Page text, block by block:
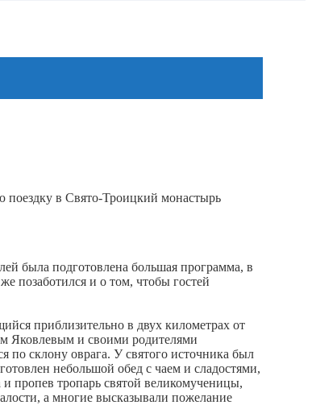
поездку в Свято-Троицкий монастырь
была подготовлена большая программа, в
позаботился и о том, чтобы гостей
приблизительно в двух километрах от
Яковлевым и своими родителями
по склону оврага. У святого источника был
небольшой обед с чаем и сладостями,
и пропев тропарь святой великомученицы,
а многие высказывали пожелание